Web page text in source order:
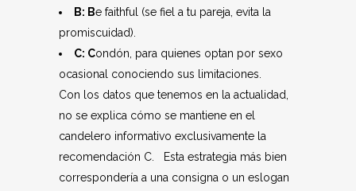
B: Be faithful (se fiel a tu pareja, evita la
promiscuidad).
C: Condón, para quienes optan por sexo
ocasional conociendo sus limitaciones.
Con los datos que tenemos en la actualidad,
no se explica cómo se mantiene en el
candelero informativo exclusivamente la
recomendación C. Esta estrategia más bien
correspondería a una consigna o un eslogan